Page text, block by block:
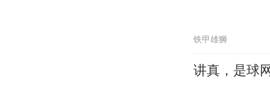
铁甲雄狮
讲真，是球